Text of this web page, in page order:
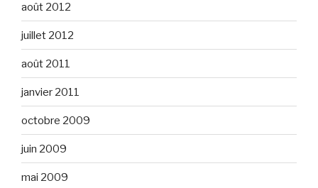
août 2012
juillet 2012
août 2011
janvier 2011
octobre 2009
juin 2009
mai 2009